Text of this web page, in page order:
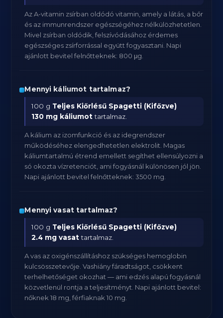
Az A-vitamin zsírban oldódó vitamin, amely a látás, a bőr
és az immunrendszer egészségéhez nélkülözhetetlen.
Mivel zsírban oldódik, felszívódásához érdemes
egészséges zsírforrással együtt fogyasztani. Napi
ajánlott bevitel felnőtteknek: 800 μg.
Mennyi káliumot tartalmaz?
100 g Teljes Kiőrlésű Spagetti (Kifőzve)
130 mg káliumottartalmaz.
A kálium az izomfunkció és az idegrendszer
működéséhez elengedhetetlen elektrolit. Magas
káliumtartalmú étrend emellett segíthet ellensúlyozni a
só okozta vízretenciót, ami fogyásnál különösen jól jön.
Napi ajánlott bevitel felnőtteknek: 3500 mg.
Mennyi vasat tartalmaz?
100 g Teljes Kiőrlésű Spagetti (Kifőzve)
2.4 mg vasattartalmaz.
A vas az oxigénszállításhoz szükséges hemoglobin
kulcsösszetevője. Vashiány fáradtságot, csökkent
terhelhetőséget okozhat — ami edzés alapú fogyásnál
közvetlenül rontja a teljesítményt. Napi ajánlott bevitel:
nőknek 18 mg, férfiaknak 10 mg.